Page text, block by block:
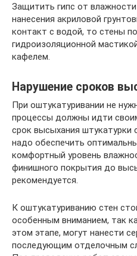
Защитить гипс от
нанесения акриловой
контакт с водой, то стены
гидроизоляционной
кафелем.
Нарушение сроков
При оштукатуривании не
процессы должны идти
срок высыхания штукатурки
надо обеспечить
комфортный уровень
финишного покрытия до
рекомендуется.
К оштукатуриванию стен
особенным вниманием, так
этом этапе, могут нанести
последующим отделочным